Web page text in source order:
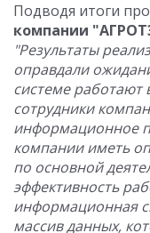
Подводя итоги
компании
"Результаты
оправдали
системе
сотрудники
информационное
компании иметь
по основной
эффективность
информационная
массив данных,